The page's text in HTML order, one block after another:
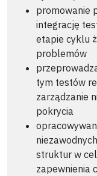
promowanie
integrację
etapie cyklu
problemów
tym testów
zarządzanie
pokrycia
struktur w
zapewnienia